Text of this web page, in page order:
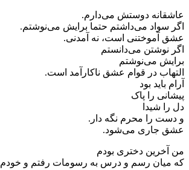
عاشقانه دوستش می‌دارم.
اگر سواد می‌داشتم حتما برایش می‌نوشتم.
عشق آموختنی است، نه آمدنی.
اگر نوشتن می‌دانستم
برایش می‌نوشتم
التهاب در قوام عشق ناکارآمد است.
آرام باید بود
پیشانی را پاک
دل را شیدا
و دست را محرم نگه دار.
عشق جاری می‌شود.
من آخرین دختری بودم
که میان رسم و درس به رسومات رفتم و خودم